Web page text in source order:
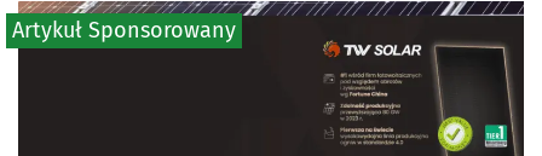
Artykuł Sponsorowany